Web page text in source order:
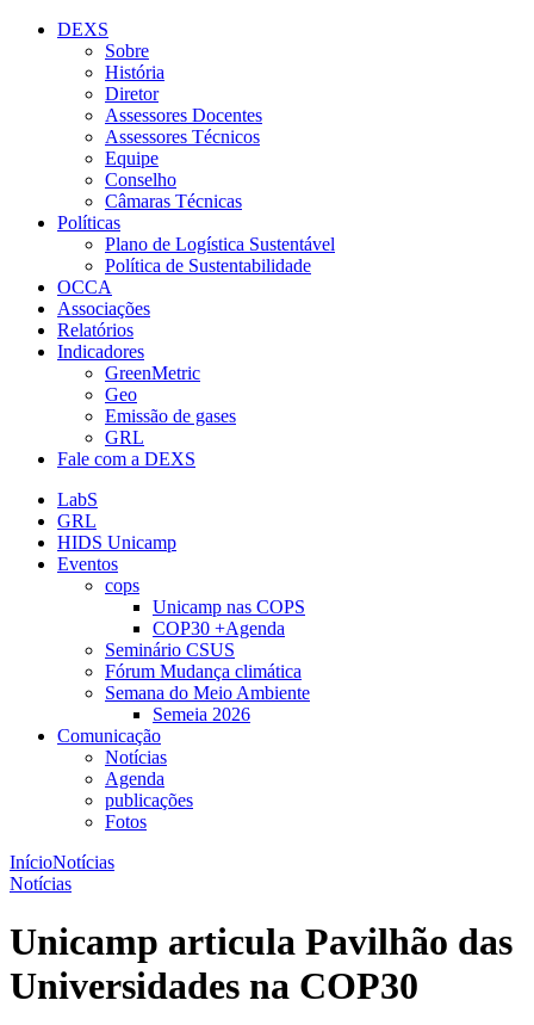
DEXS
Sobre
História
Diretor
Assessores Docentes
Assessores Técnicos
Equipe
Conselho
Câmaras Técnicas
Políticas
Plano de Logística Sustentável
Política de Sustentabilidade
OCCA
Associações
Relatórios
Indicadores
GreenMetric
Geo
Emissão de gases
GRL
Fale com a DEXS
LabS
GRL
HIDS Unicamp
Eventos
cops
Unicamp nas COPS
COP30 +Agenda
Seminário CSUS
Fórum Mudança climática
Semana do Meio Ambiente
Semeia 2026
Comunicação
Notícias
Agenda
publicações
Fotos
InícioNotícias
Notícias
Unicamp articula Pavilhão das
Universidades na COP30